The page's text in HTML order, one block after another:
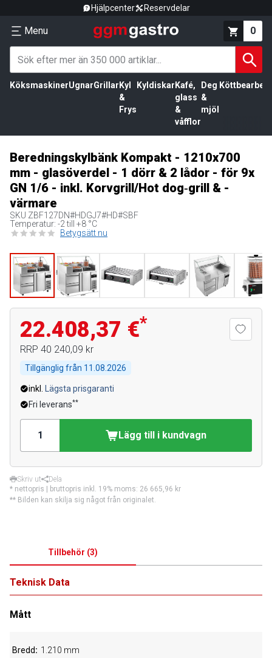
Hjälpcenter Reservdelar
Menu 0
KöksmaskinerUgnarGrillar Kyl
&
Frys
Kyldiskar Kafé,
glass
&
våfflor
Deg
&
mjöl
Beredningskylbänk Kompakt - 1210x700
mm - glasöverdel - 1 dörr & 2 lådor - för 9x
GN 1/6 - inkl. Korvgrill/Hot dog‑grill & -
värmare
SKU ZBF127DN#HDGJ7#HD#SBF
Temperatur: -2 till +8 °C
Betygsätt nu
22.408,37 €*
RRP 40 240,09 kr
Tillgänglig från 11.08.2026
inkl.
Lägsta prisgaranti
Fri leverans**
Lägg till i kundvagn
Skriv ut
Dela
* nettopris | bruttopris inkl. 19% moms: 26 665,96 kr
** Bilden kan skilja sig något från originalet.
Tillbehör (3)
Teknisk Data
Mått
Bredd 1.210 mm